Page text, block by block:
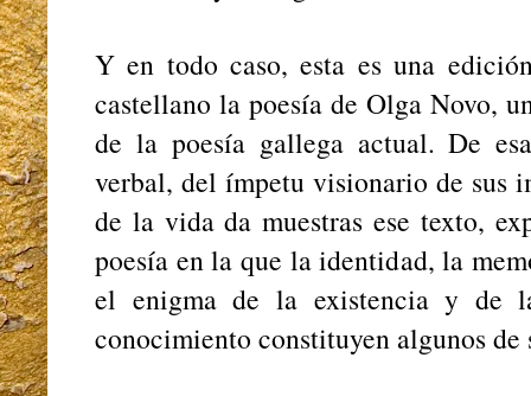
Y en todo caso, esta es una
castellano la poesía de Olga Novo,
de la poesía gallega actual. De
verbal, del ímpetu visionario de sus
de la vida da muestras ese texto,
poesía en la que la identidad, la
el enigma de la existencia y de
conocimiento constituyen algunos de